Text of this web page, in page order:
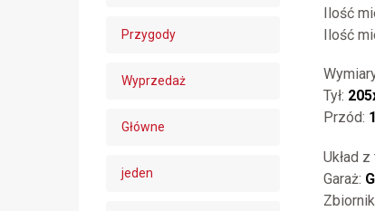
Ilość
Ilość
Tył:
Przód:
Układ z
Garaż:
Przygody
Wyprzedaż
Główne
jeden